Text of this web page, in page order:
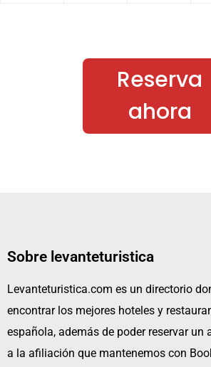
Reserva
ahora
Sobre levanteturistica
Levanteturistica.com es un directorio
encontrar los mejores hoteles y
española, además de poder reservar
a la afiliación que mantenemos con